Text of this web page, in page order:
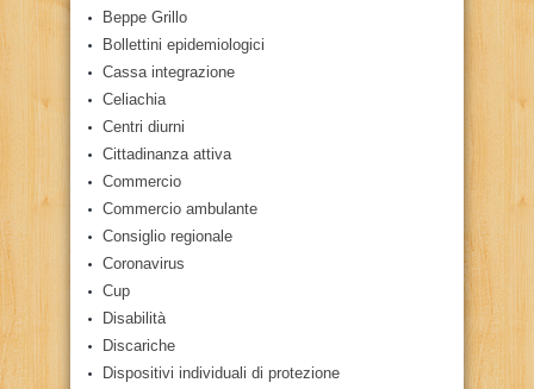
Beppe Grillo
Bollettini epidemiologici
Cassa integrazione
Celiachia
Centri diurni
Cittadinanza attiva
Commercio
Commercio ambulante
Consiglio regionale
Coronavirus
Cup
Disabilità
Discariche
Dispositivi individuali di protezione